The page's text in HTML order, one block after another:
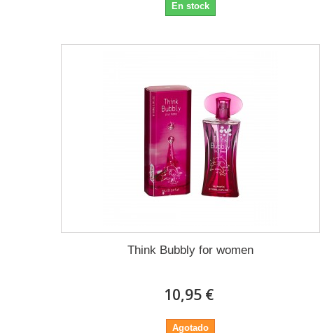
En stock
Think Bubbly for women
10,95 €
Agotado